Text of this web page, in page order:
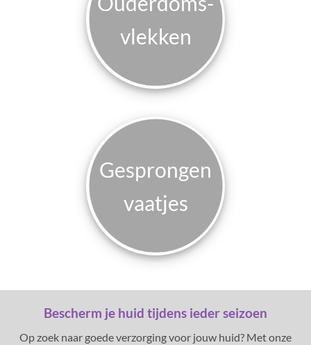
vlekken
Gesprongen
vaatjes
Bescherm je huid tijdens ieder seizoen
Op zoek naar goede verzorging voor jouw huid? Met onze